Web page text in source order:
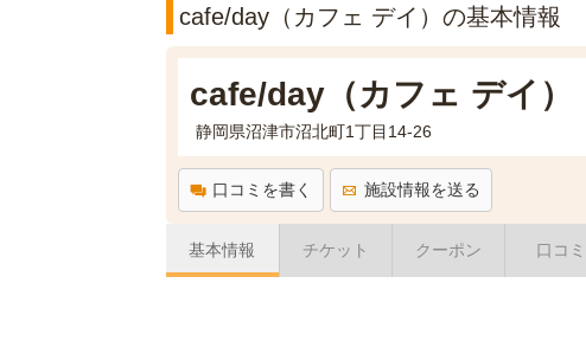
cafe/day（カフェ デイ）の基本情報
cafe/day（カフェ デイ）
静岡県沼津市沼北町1丁目14-26
口コミを書く 施設情報を送る
基本情報 チケット クーポン 口コミ